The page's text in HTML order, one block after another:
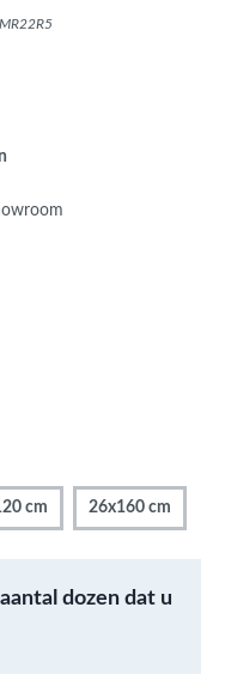
cm 26x160 cm
dozen dat u